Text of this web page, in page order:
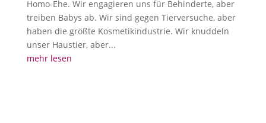
Homo-Ehe. Wir engagieren uns für Behinderte, aber
treiben Babys ab. Wir sind gegen Tierversuche, aber
haben die größte Kosmetikindustrie. Wir knuddeln
unser Haustier, aber...
mehr lesen